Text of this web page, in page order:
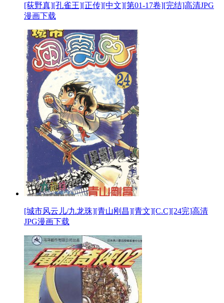
[荻野真][孔雀王][正传][中文][第01-17卷][完结]高清JPG
漫画下载
[城市风云儿/九龙珠][青山刚昌][青文][C.C][24完]高清
JPG漫画下载